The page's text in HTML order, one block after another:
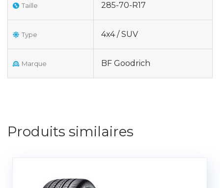
Taille 285-70-R17
Type 4x4 / SUV
Marque BF Goodrich
Produits similaires